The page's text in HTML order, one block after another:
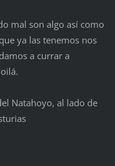
mal son algo así como
ya las tenemos nos
a currar a
Natahoyo, al lado de